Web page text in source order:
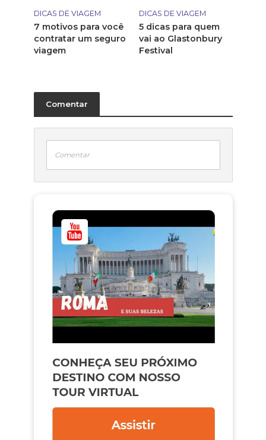
DICAS DE VIAGEM
7 motivos para você
contratar um seguro
viagem
DICAS DE VIAGEM
5 dicas para quem
vai ao Glastonbury
Festival
Comentar
Comentar